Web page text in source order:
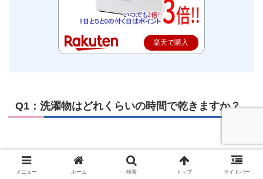
楽天で購入
Q1：洗濯物はどれくらいの時間で乾きますか？
A：部屋の環境や洗濯物の量にもよりますが、F-
YHVX120を使えば平均して3～4時間ほどでしっかり乾き
メニュー ホーム 検索 トップ サイドバー